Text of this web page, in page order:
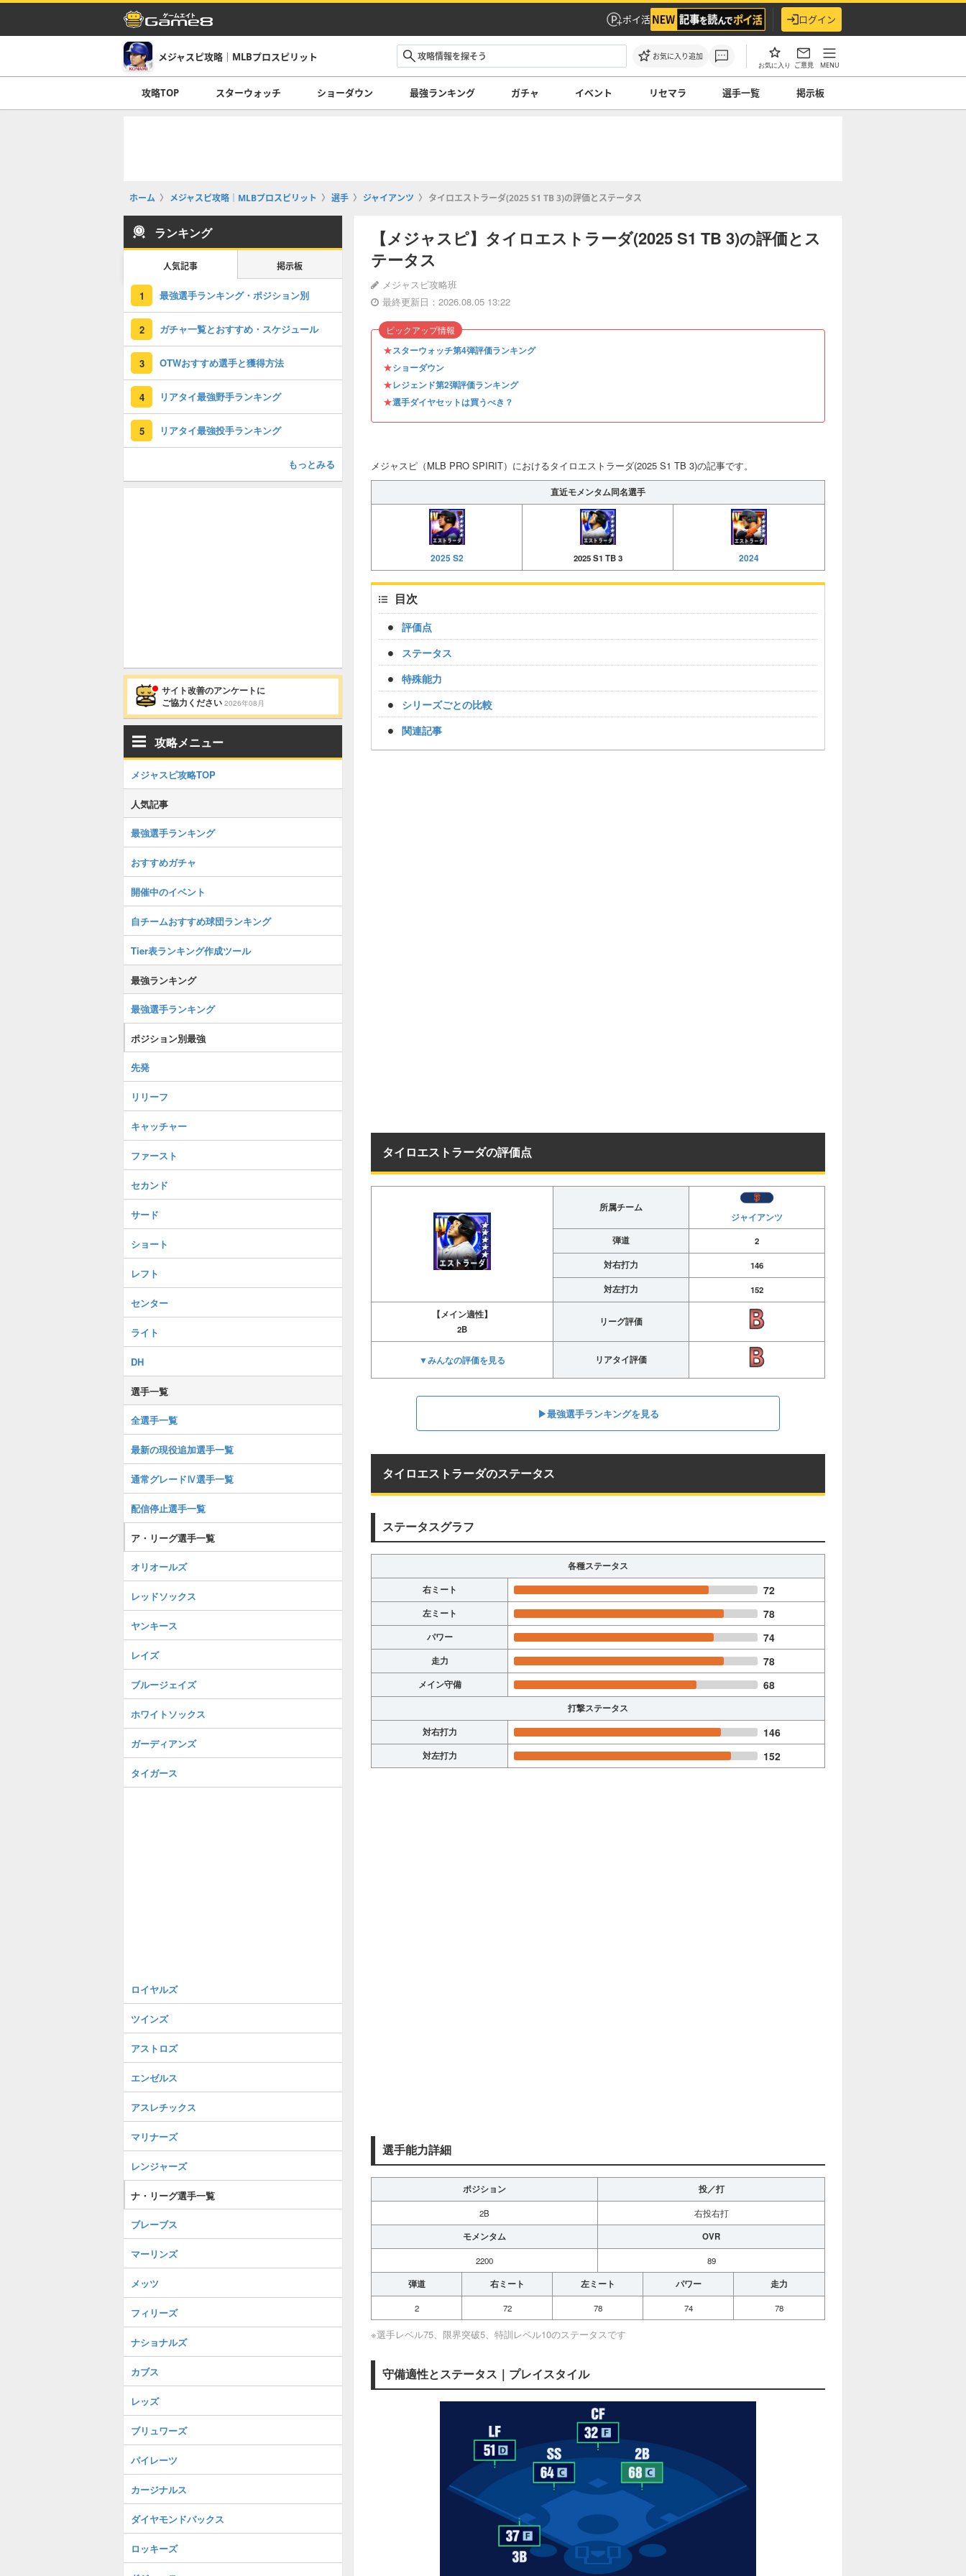
ポイ活 ログイン
メジャスピ攻略｜MLBプロスピリット お気に入り追加
お気に入り ご意見 MENU
攻略TOP スターウォッチ ショーダウン 最強ランキング ガチャ イベント リセマラ 選手一覧 掲示板
ホーム メジャスピ攻略｜MLBプロスピリット 選手 ジャイアンツ タイロエストラーダ(2025 S1 TB 3)の評価とステータス
【メジャスピ】タイロエストラーダ(2025 S1 TB 3)の評価とス
テータス
メジャスピ攻略班
最終更新日：2026.08.05 13:22
★スターウォッチ第4弾評価ランキング
★ショーダウン
★レジェンド第2弾評価ランキング
★選手ダイヤセットは買うべき？
ピックアップ情報
メジャスピ（MLB PRO SPIRIT）におけるタイロエストラーダ(2025 S1 TB 3)の記事です。
直近モメンタム同名選手
2025 S2 2025 S1 TB 3 2024
目次
評価点
ステータス
特殊能力
シリーズごとの比較
関連記事
タイロエストラーダの評価点
所属チーム
ジャイアンツ
弾道
2
対右打力
146
対左打力
152
【メイン適性】
2B
リーグ評価
▼みんなの評価を見る リアタイ評価
▶︎最強選手ランキングを見る
タイロエストラーダのステータス
ステータスグラフ
各種ステータス
右ミート
72
左ミート 78
パワー 74
走力 78
メイン守備 68
打撃ステータス
対右打力
146
対左打力 152
選手能力詳細
ポジション 投／打
2B 右投右打
モメンタム OVR
2200 89
弾道 右ミート 左ミート パワー 走力
2 72 78 74 78
※選手レベル75、限界突破5、特訓レベル10のステータスです
守備適性とステータス｜プレイスタイル
ランキング
人気記事 掲示板
1 最強選手ランキング・ポジション別
2 ガチャ一覧とおすすめ・スケジュール
3 OTWおすすめ選手と獲得方法
4 リアタイ最強野手ランキング
5 リアタイ最強投手ランキング
もっとみる
サイト改善のアンケートに
ご協力ください 2026年08月
攻略メニュー
メジャスピ攻略TOP
人気記事
最強選手ランキング
おすすめガチャ
開催中のイベント
自チームおすすめ球団ランキング
Tier表ランキング作成ツール
最強ランキング
最強選手ランキング
ポジション別最強
先発
リリーフ
キャッチャー
ファースト
セカンド
サード
ショート
レフト
センター
ライト
DH
選手一覧
全選手一覧
最新の現役追加選手一覧
通常グレードⅣ選手一覧
配信停止選手一覧
ア・リーグ選手一覧
オリオールズ
レッドソックス
ヤンキース
レイズ
ブルージェイズ
ホワイトソックス
ガーディアンズ
タイガース
ロイヤルズ
ツインズ
アストロズ
エンゼルス
アスレチックス
マリナーズ
レンジャーズ
ナ・リーグ選手一覧
ブレーブス
マーリンズ
メッツ
フィリーズ
ナショナルズ
カブス
レッズ
ブリュワーズ
パイレーツ
カージナルス
ダイヤモンドバックス
ロッキーズ